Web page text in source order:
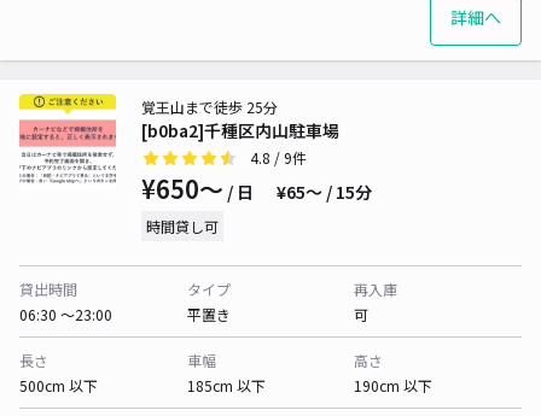
詳細へ
[b0ba2]千種区内山駐車場
覚王山まで徒歩 25分
4.8 / 9件
¥650〜 / 日 ¥65〜 / 15分
時間貸し可
貸出時間
06:30 〜23:00
タイプ
平置き
再入庫
可
長さ
500cm 以下
車幅
185cm 以下
高さ
190cm 以下